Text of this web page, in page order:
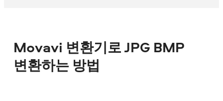
Movavi 변환기로 JPG BMP
변환하는 방법